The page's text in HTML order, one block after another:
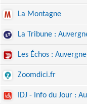
La Montagne
La Tribune :
Les Échos :
Zoomdici.fr
IDJ - Info du Jour :